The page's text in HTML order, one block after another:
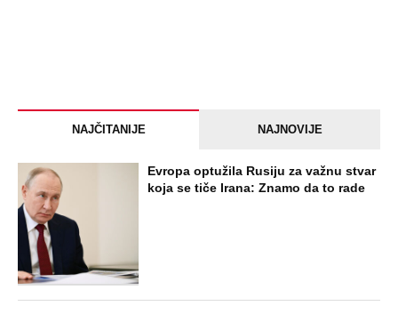
NAJČITANIJE NAJNOVIJE
Evropa optužila Rusiju za važnu stvar
koja se tiče Irana: Znamo da to rade